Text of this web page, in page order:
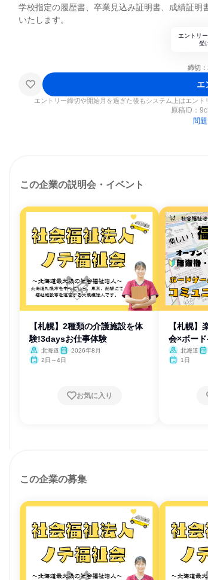
学校指定の履歴書、卒業見込み証明書、成績証
いたします。
エントリ
受
締切
エ
エントリー締切や開始月を過ぎた後もシステム上はエン
原稿ID：
問
この企業の説明会・イベント
【札幌】2種類の介護施設を体
験!3daysお仕事体験
北海道
2026年8月
2日～4日
お気に入り
【札幌】
会×ボー
北海道
1日
この企業の募集